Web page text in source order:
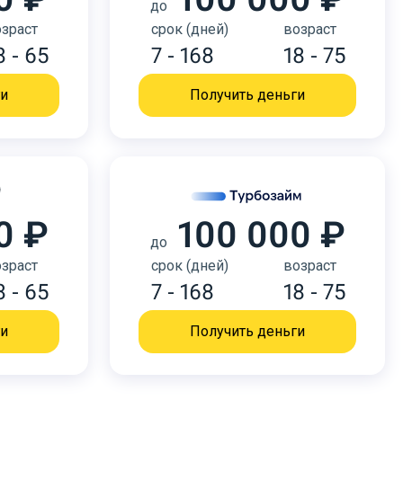
- 65
до
срок (дней)
7 - 168
возраст
18 - 75
Получить деньги
₽
- 65
до 100 000 ₽
срок (дней)
7 - 168
возраст
18 - 75
Получить деньги